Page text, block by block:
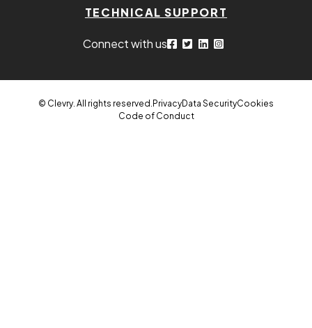
TECHNICAL SUPPORT
Connect with us
© Clevry. All rights reserved. PrivacyData SecurityCookies
Code of Conduct